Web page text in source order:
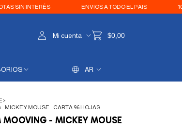
ENVIOS A TODO EL PAIS 10% OFF
Mi cuenta $0,00
AR
>
MICKEY MOUSE - CARTA 96 HOJAS
MOOVING - MICKEY MOUSE